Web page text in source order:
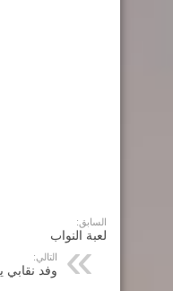
السابق:
لعبة النواب
التالي:
وفد نقابي